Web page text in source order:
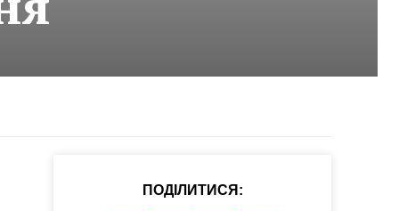
ПОДІЛИТИСЯ: